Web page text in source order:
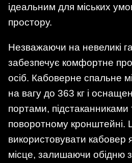
ідеальним для міських
простору.
Незважаючи на невеликі
забезпечує комфортне
осіб. Кабоверне спальне
на вагу до 363 кг і
портами, підстаканниками
поворотному кронштейні.
використовувати кабовер
місце, залишаючи обідню